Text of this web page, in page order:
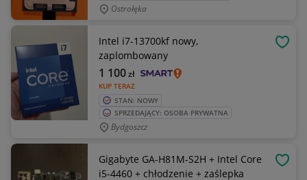
Ostrołęka
Intel i7-13700kf nowy,
zaplombowany
KUP TERAZ
1 100zł
STAN: NOWY
SPRZEDAJĄCY: OSOBA PRYWATNA
Bydgoszcz
Gigabyte GA-H81M-S2H + Intel Core
i5-4460 + chłodzenie + zaślepka